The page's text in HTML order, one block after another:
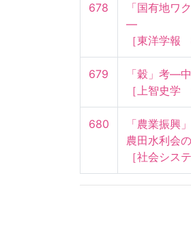
678
「国有地ワ
―
［東洋学報
679
「穀」考―
［上智史学
680
「農業振興
農田水利会
［社会シス